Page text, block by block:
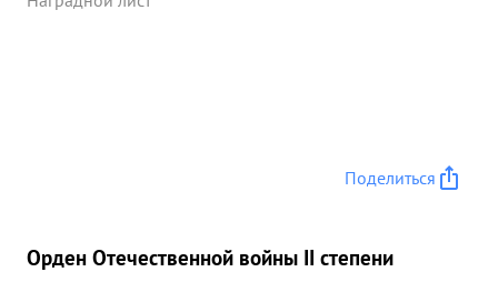
Поделиться
Орден Отечественной войны II степени